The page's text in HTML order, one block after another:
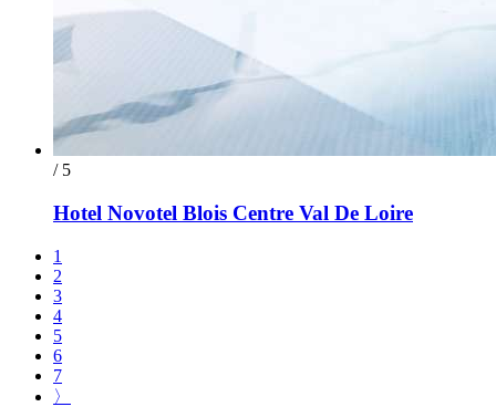
/ 5
Hotel Novotel Blois Centre Val De Loire
1
2
3
4
5
6
7
〉